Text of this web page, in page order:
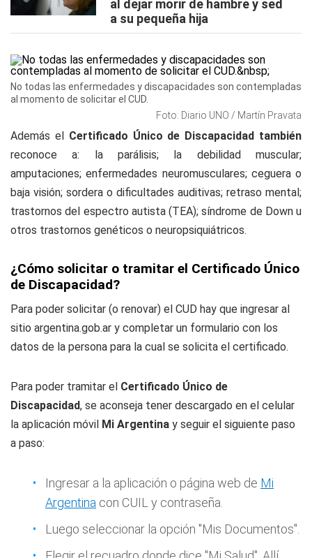
al dejar morir de hambre y sed
a su pequeña hija
No todas las enfermedades y discapacidades son contempladas
al momento de solicitar el CUD.
Foto: Diario UNO / Martín Pravata
Además el Certificado Único de Discapacidad también
reconoce a: la parálisis; la debilidad muscular;
amputaciones; enfermedades neuromusculares; ceguera o
baja visión; sordera o dificultades auditivas; retraso mental;
trastornos del espectro autista (TEA); síndrome de Down u
otros trastornos genéticos o neuropsiquiátricos.
¿Cómo solicitar o tramitar el Certificado Único
de Discapacidad?
Para poder solicitar (o renovar) el CUD hay que ingresar al
sitio argentina.gob.ar y completar un formulario con los
datos de la persona para la cual se solicita el certificado.
Para poder tramitar el Certificado Único de
Discapacidad, se aconseja tener descargado en el celular
la aplicación móvil Mi Argentina y seguir el siguiente paso
a paso:
Ingresar a la aplicación o página web de Mi
Argentina con CUIL y contraseña.
Luego seleccionar la opción "Mis Documentos".